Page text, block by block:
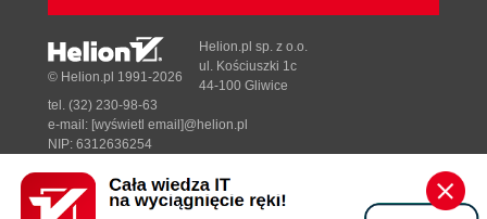
Designed with ♥ byTonik.pl
© Helion.pl 1991-2026
Helion.pl sp. z o.o.
ul. Kościuszki 1c
44-100 Gliwice
tel. (32) 230-98-63
e-mail: [wyświetl email]@helion.pl
NIP: 6312636254